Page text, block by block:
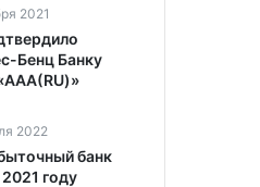
2021
Бенц Банку
2022
банк
году